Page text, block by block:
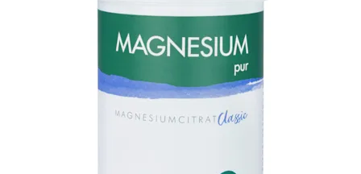
Selen (Se)
Silicium (Si)
Zink (Zn)
Vitamin B12
Vitamin C
Vitamin D
Vitamin E